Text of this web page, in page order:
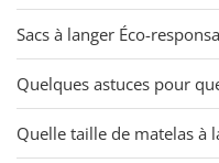
Sacs à langer Éco-
Quelques astuces pour
Quelle taille de matelas à